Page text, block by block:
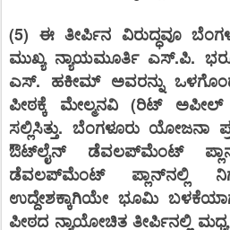
(5) ಈ ತೀರ್ಪಿನ ವಿರುದ್ಧವೂ
ಮುಖ್ಯ ನ್ಯಾಯಮೂರ್ತಿ ಎಸ್.ಪಿ.
ಎಸ್. ಹಕೀಮ್ ಅವರನ್ನು
ಪೀಠಕ್ಕೆ ಮೇಲ್ಮನವಿ (ರಿಟ್
ಸಲ್ಲಿಸಿತ್ತು. ಬೆಂಗಳೂರು ಯೋಜನಾ
ಔಟ್‌ಲೈನ್ ಡೆವಲಪ್‌ಮೆಂಟ್ ಪ್ಲಾನ್
ಡೆವಲಪ್‌ಮೆಂಟ್ ಪ್ಲಾನ್‌ನಲ್ಲಿ
ಉದ್ದೇಶಕ್ಕಾಗಿಯೇ ಭೂಮಿ
ಪೀಠದ ನ್ಯಾಯೋಚಿತ ತೀರ್ಪಿನಲ್ಲಿ ಮಧ್ಯ